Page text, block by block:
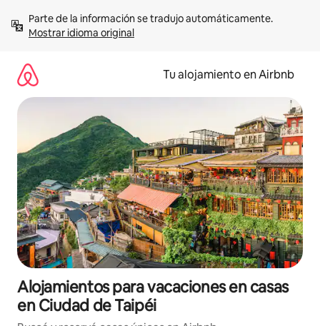
contenidoMostrar idioma original
Tu alojamiento en Airbnb
Alojamientos para vacaciones en casas
en Ciudad de Taipéi